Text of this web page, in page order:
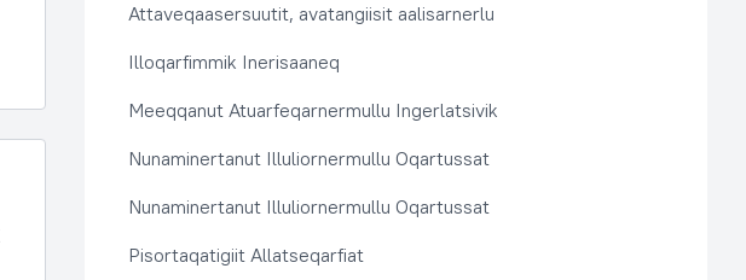
Attaveqaasersuutit, avatangiisit aalisarnerlu
Illoqarfimmik Inerisaaneq
Meeqqanut Atuarfeqarnermullu Ingerlatsivik
Nunaminertanut Illuliornermullu Oqartussat
Nunaminertanut Illuliornermullu Oqartussat
Pisortaqatigiit Allatseqarfiat